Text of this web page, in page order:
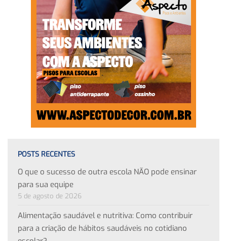
POSTS RECENTES
O que o sucesso de outra escola NÃO pode ensinar
para sua equipe
5 de agosto de 2026
Alimentação saudável e nutritiva: Como contribuir
para a criação de hábitos saudáveis no cotidiano